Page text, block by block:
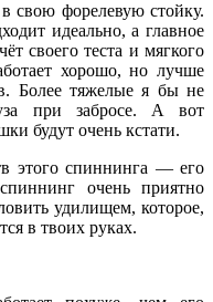
свою форелевую стойку.
идеально, а главное
своего теста и мягкого
хорошо, но лучше
Более тяжелые я бы не
при забросе. А вот
будут очень кстати.
этого спиннинга — его
очень приятно
удилищем, которое,
в твоих руках.